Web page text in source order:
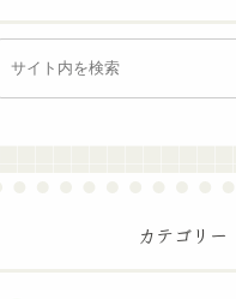
カテゴリー